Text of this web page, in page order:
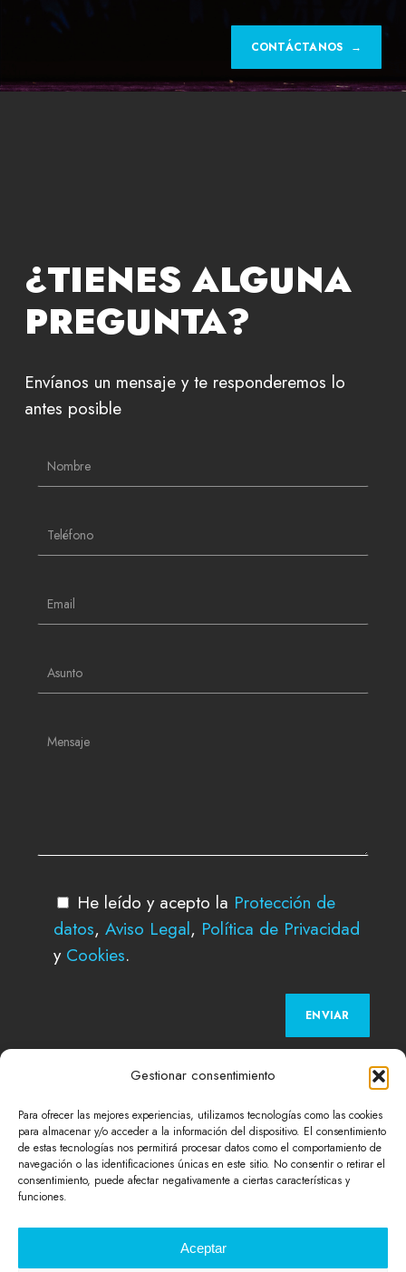
Gestionar consentimiento
Para ofrecer las mejores experiencias, utilizamos tecnologías como las cookies
para almacenar y/o acceder a la información del dispositivo. El consentimiento
de estas tecnologías nos permitirá procesar datos como el comportamiento de
navegación o las identificaciones únicas en este sitio. No consentir o retirar el
consentimiento, puede afectar negativamente a ciertas características y
funciones.
Aceptar
¿TIENES ALGUNA
PREGUNTA?
Envíanos un mensaje y te responderemos lo
antes posible
He leído y acepto la Protección de
datos,Aviso Legal, Política de Privacidad
y Cookies.